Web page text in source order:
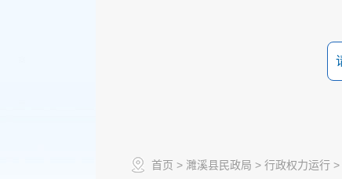
首页 > 濉溪县民政局 > 行政权力运行 >